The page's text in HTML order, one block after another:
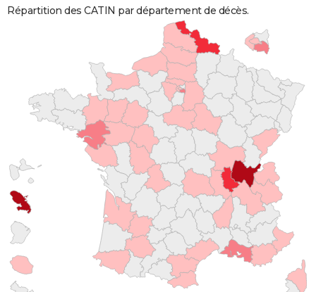
Répartition des CATIN par département de décès.